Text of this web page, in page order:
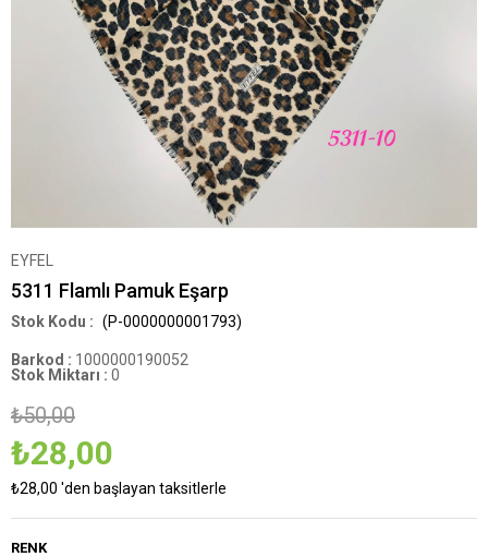
EYFEL
5311 Flamlı Pamuk Eşarp
(P-0000000001793)
Barkod : 1000000190052
Stok Miktarı : 0
₺50,00
₺28,00
₺28,00 'den başlayan taksitlerle
RENK